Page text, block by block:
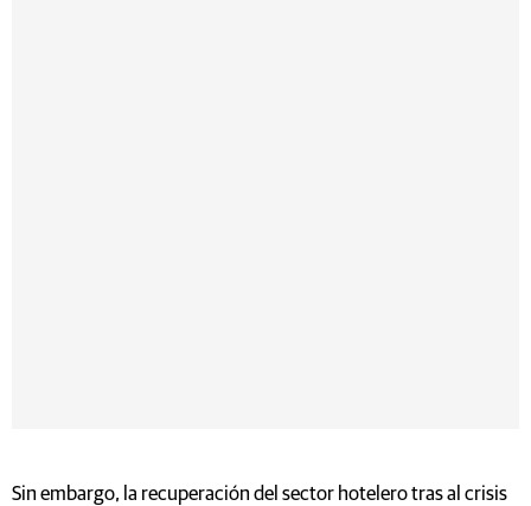
Sin embargo, la recuperación del sector hotelero tras al crisis